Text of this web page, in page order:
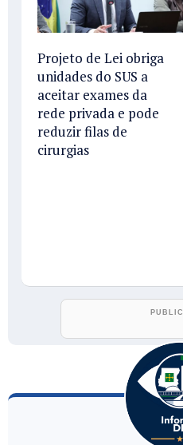
Projeto de Lei obriga
unidades do SUS a
aceitar exames da
rede privada e pode
reduzir filas de
cirurgias